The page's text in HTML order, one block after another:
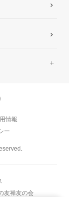
情報
ー
友禅友の会